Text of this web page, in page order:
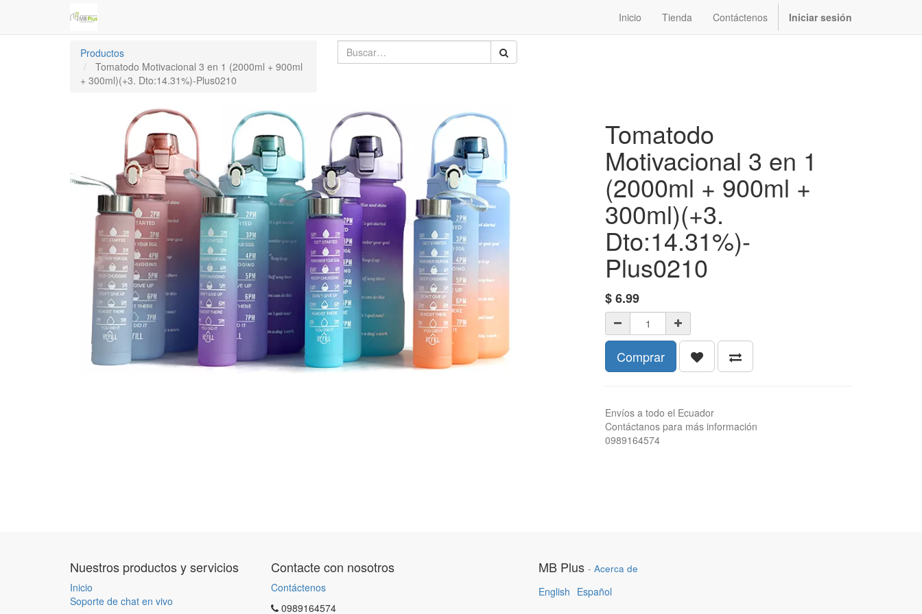
Inicio Tienda Contáctenos Iniciar sesión
Productos
Tomatodo Motivacional 3 en 1 (2000ml + 900ml
+ 300ml)(+3. Dto:14.31%)-Plus0210
Tomatodo
Motivacional 3 en 1
(2000ml + 900ml +
300ml)(+3.
Dto:14.31%)-
Plus0210
$6.99
Comprar
Envíos a todo el Ecuador
Contáctanos para más información
0989164574
Nuestros productos y servicios
Inicio
Soporte de chat en vivo
Contacte con nosotros
Contáctenos
0989164574
MB Plus - Acerca de
English Español